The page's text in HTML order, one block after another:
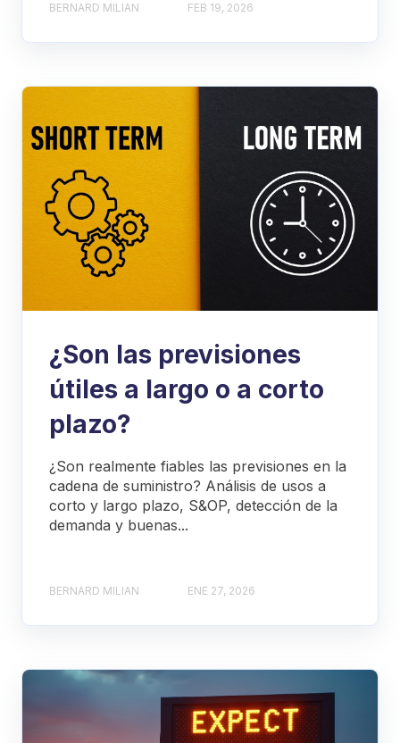
BERNARD MILIAN FEB 19, 2026
¿Son las previsiones
útiles a largo o a corto
plazo?
¿Son realmente fiables las previsiones en la
cadena de suministro? Análisis de usos a
corto y largo plazo, S&OP, detección de la
demanda y buenas...
BERNARD MILIAN ENE 27, 2026